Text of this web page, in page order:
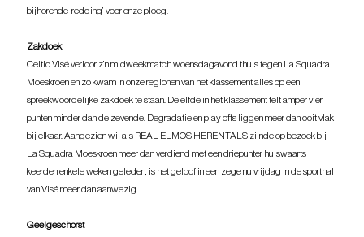
bijhorende ‘redding’ voor onze ploeg.
Zakdoek
Celtic Visé verloor z’n midweekmatch woensdagavond thuis tegen La Squadra
Moeskroen en zo kwam in onze regionen van het klassement alles op een
spreekwoordelijke zakdoek te staan. De elfde in het klassement telt amper vier
punten minder dan de zevende. Degradatie en play offs liggen meer dan ooit vlak
bij elkaar. Aangezien wij als REAL ELMOS HERENTALS zijnde op bezoek bij
La Squadra Moeskroen meer dan verdiend met een driepunter huiswaarts
keerden enkele weken geleden, is het geloof in een zege nu vrijdag in de sporthal
van Visé meer dan aanwezig.
Geelgeschorst